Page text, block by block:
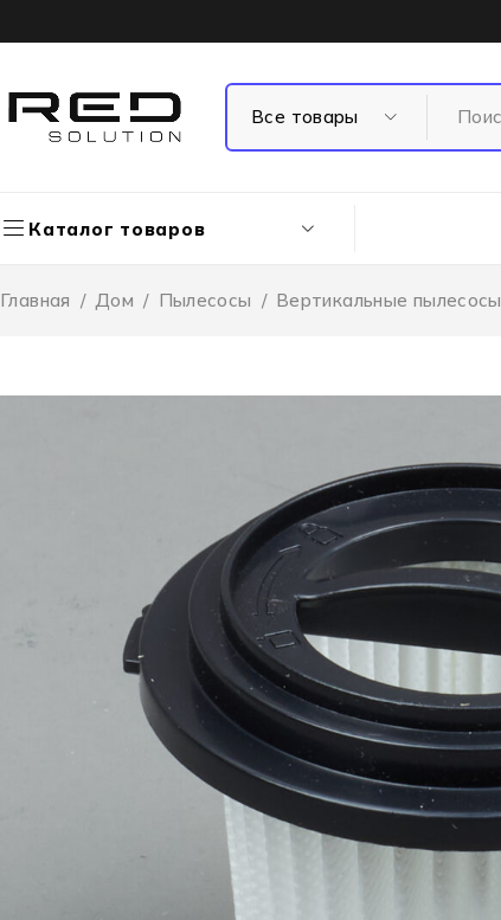
Каталог товаров
Главная / Дом / Пылесосы / Вертикальные пылесосы